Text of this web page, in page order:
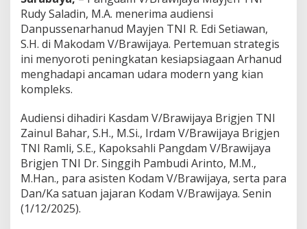
e
n
g
u
a
a
e
a
h
a
n
a
Rudy Saladin, M.A. menerima audiensi
Danpussenarhanud Mayjen TNI R. Edi Setiawan,
S.H. di Makodam V/Brawijaya. Pertemuan strategis
ini menyoroti peningkatan kesiapsiagaan Arhanud
menghadapi ancaman udara modern yang kian
kompleks.
Audiensi dihadiri Kasdam V/Brawijaya Brigjen TNI
Zainul Bahar, S.H., M.Si., Irdam V/Brawijaya Brigjen
TNI Ramli, S.E., Kapoksahli Pangdam V/Brawijaya
Brigjen TNI Dr. Singgih Pambudi Arinto, M.M.,
M.Han., para asisten Kodam V/Brawijaya, serta para
Dan/Ka satuan jajaran Kodam V/Brawijaya. Senin
(1/12/2025).